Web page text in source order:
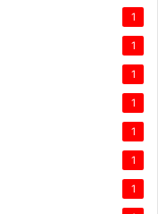
1
1
1
1
1
1
1